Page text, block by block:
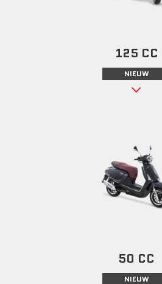
125 CC
NIEUW
50 CC
NIEUW